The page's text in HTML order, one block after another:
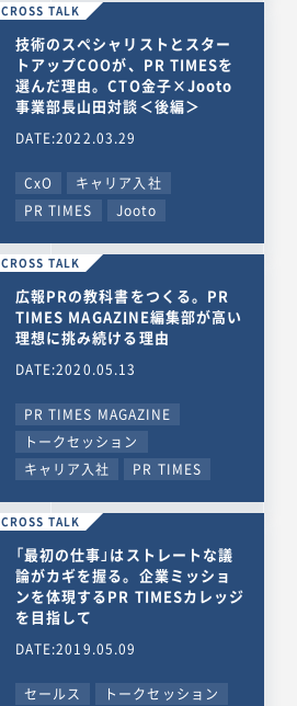
CROSS TALK
技術のスペシャリストとスター
トアップCOOが、PR TIMESを
選んだ理由。CTO金子×Jooto
事業部長山田対談＜後編＞
DATE:2022.03.29
CxO
キャリア入社
PR TIMES
Jooto
CROSS TALK
広報PRの教科書をつくる。PR
TIMES MAGAZINE編集部が高い
理想に挑み続ける理由
DATE:2020.05.13
PR TIMES MAGAZINE
トークセッション
キャリア入社
PR TIMES
CROSS TALK
「最初の仕事」はストレートな議
論がカギを握る。企業ミッショ
ンを体現するPR TIMESカレッジ
を目指して
DATE:2019.05.09
セールス
トークセッション